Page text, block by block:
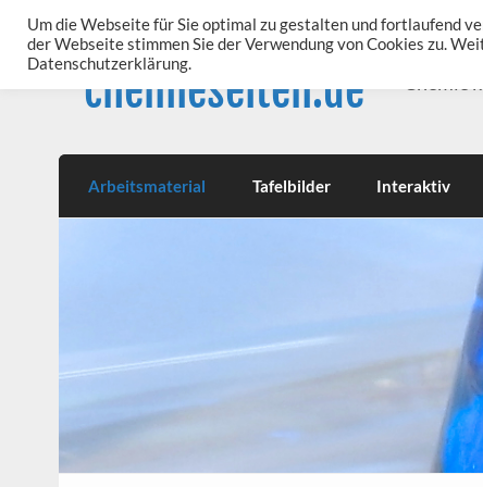
content
chemieseiten.de
Arbeitsmaterial Tafelbilder Interaktiv
Um die Webseite für Sie optimal zu gestalten und fortlaufend
der Webseite stimmen Sie der Verwendung von Cookies zu.
Datenschutzerklärung.